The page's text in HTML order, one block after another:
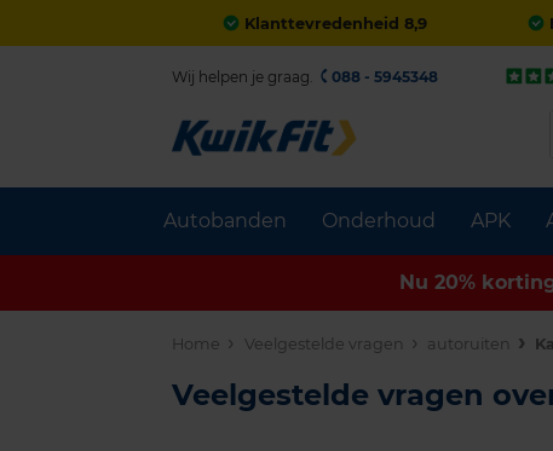
Klanttevredenheid 8,9
Autobanden Onderhoud APK
Wij helpen je graag. 088 - 5945348
Nu 20%
Home Veelgestelde vragen autoruiten
Veelgestelde vragen